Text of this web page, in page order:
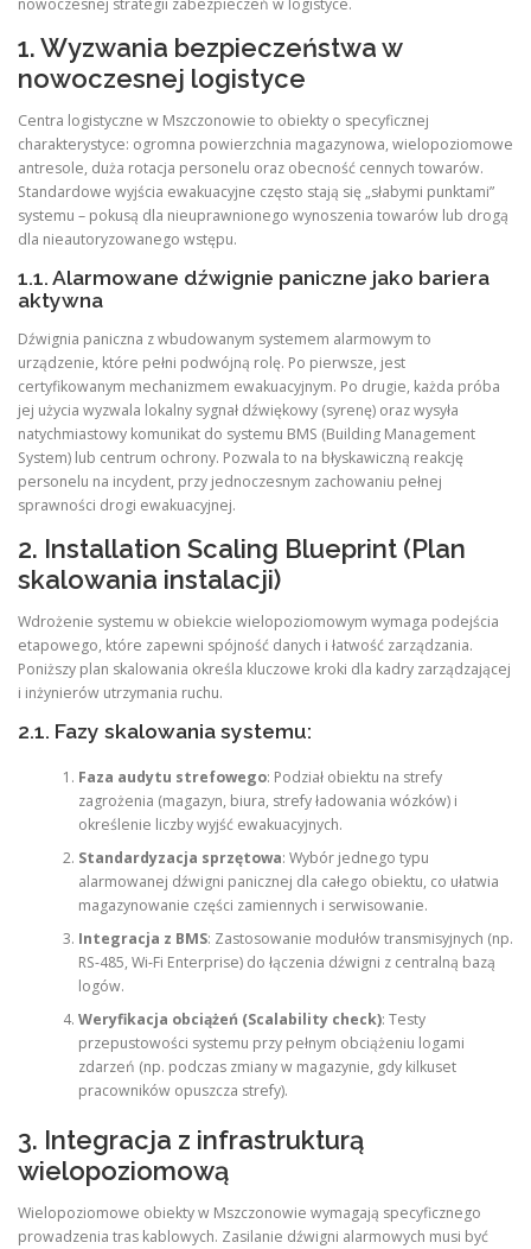
1. Wyzwania bezpieczeństwa w
nowoczesnej logistyce
Centra logistyczne w Mszczonowie to obiekty o specyficznej
charakterystyce: ogromna powierzchnia magazynowa, wielopoziomowe
antresole, duża rotacja personelu oraz obecność cennych towarów.
Standardowe wyjścia ewakuacyjne często stają się „słabymi punktami”
systemu – pokusą dla nieuprawnionego wynoszenia towarów lub drogą
dla nieautoryzowanego wstępu.
1.1. Alarmowane dźwignie paniczne jako bariera
aktywna
Dźwignia paniczna z wbudowanym systemem alarmowym to
urządzenie, które pełni podwójną rolę. Po pierwsze, jest
certyfikowanym mechanizmem ewakuacyjnym. Po drugie, każda próba
jej użycia wyzwala lokalny sygnał dźwiękowy (syrenę) oraz wysyła
natychmiastowy komunikat do systemu BMS (Building Management
System) lub centrum ochrony. Pozwala to na błyskawiczną reakcję
personelu na incydent, przy jednoczesnym zachowaniu pełnej
sprawności drogi ewakuacyjnej.
2. Installation Scaling Blueprint (Plan
skalowania instalacji)
Wdrożenie systemu w obiekcie wielopoziomowym wymaga podejścia
etapowego, które zapewni spójność danych i łatwość zarządzania.
Poniższy plan skalowania określa kluczowe kroki dla kadry zarządzającej
i inżynierów utrzymania ruchu.
2.1. Fazy skalowania systemu:
Faza audytu strefowego: Podział obiektu na strefy
zagrożenia (magazyn, biura, strefy ładowania wózków) i
określenie liczby wyjść ewakuacyjnych.
Standardyzacja sprzętowa: Wybór jednego typu
alarmowanej dźwigni panicznej dla całego obiektu, co ułatwia
magazynowanie części zamiennych i serwisowanie.
Integracja z BMS: Zastosowanie modułów transmisyjnych (np.
RS-485, Wi-Fi Enterprise) do łączenia dźwigni z centralną bazą
logów.
Weryfikacja obciążeń (Scalability check): Testy
przepustowości systemu przy pełnym obciążeniu logami
zdarzeń (np. podczas zmiany w magazynie, gdy kilkuset
pracowników opuszcza strefy).
3. Integracja z infrastrukturą
wielopoziomową
Wielopoziomowe obiekty w Mszczonowie wymagają specyficznego
prowadzenia tras kablowych. Zasilanie dźwigni alarmowych musi być